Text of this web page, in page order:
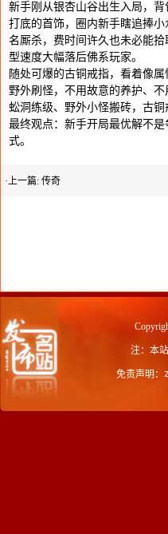
新手刚从银杏山谷出生入局，
打底的首饰，圈内新手瞎追捧
名厮杀，费时间许久也未必能
型速度大幅落后佛系玩家。
随处可爆的古铜戒指，看着像
野外刷怪，不用故意的养护、
蚣洞练级、野外小怪搬砖，古
最终观点：新手开局最优解不
式。
·上一篇: 传奇
注：本
免责声明：